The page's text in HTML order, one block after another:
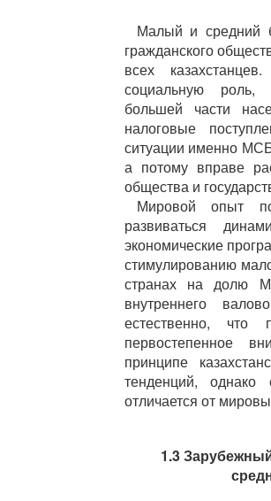
Малый и средний
гражданского
всех
социальную роль,
большей части
налоговые
ситуации именно
а потому вправе
общества и
Мировой опыт
развиваться
экономические
стимулированию
странах на долю
внутреннего
естественно, что
первостепенное
принципе
тенденций,
отличается от
1.3